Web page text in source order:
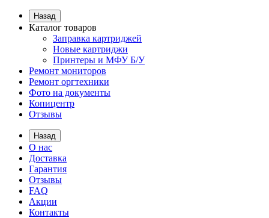
Назад
Каталог товаров
Заправка картриджей
Новые картриджи
Принтеры и МФУ Б/У
Ремонт мониторов
Ремонт оргтехники
Фото на документы
Копицентр
Отзывы
Назад
О нас
Доставка
Гарантия
Отзывы
FAQ
Акции
Контакты